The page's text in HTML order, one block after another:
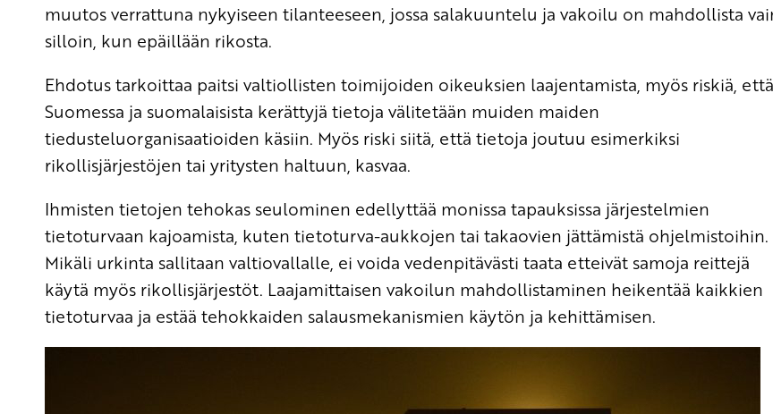
muutos verrattuna nykyiseen tilanteeseen, jossa salakuuntelu ja vakoilu on mahdollista
silloin, kun epäillään rikosta.
Ehdotus tarkoittaa paitsi valtiollisten toimijoiden oikeuksien laajentamista, myös riskiä, että
Suomessa ja suomalaisista kerättyjä tietoja välitetään muiden maiden
tiedusteluorganisaatioiden käsiin. Myös riski siitä, että tietoja joutuu esimerkiksi
rikollisjärjestöjen tai yritysten haltuun, kasvaa.
Ihmisten tietojen tehokas seulominen edellyttää monissa tapauksissa järjestelmien
tietoturvaan kajoamista, kuten tietoturva-aukkojen tai takaovien jättämistä ohjelmistoihin.
Mikäli urkinta sallitaan valtiovallalle, ei voida vedenpitävästi taata etteivät samoja reittejä
käytä myös rikollisjärjestöt. Laajamittaisen vakoilun mahdollistaminen heikentää kaikkien
tietoturvaa ja estää tehokkaiden salausmekanismien käytön ja kehittämisen.